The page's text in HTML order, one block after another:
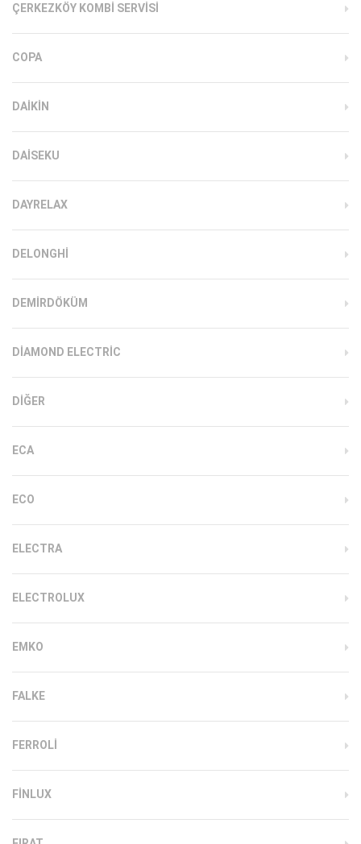
ÇERKEZKÖY KOMBI SERVISI
COPA
DAIKIN
DAISEKU
DAYRELAX
DELONGHI
DEMIRDÖKÜM
DIAMOND ELECTRIC
DIĞER
ECA
ECO
ELECTRA
ELECTROLUX
EMKO
FALKE
FERROLI
FINLUX